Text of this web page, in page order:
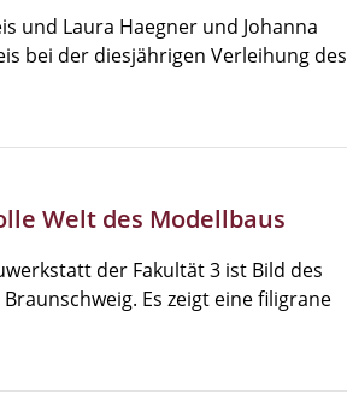
und Laura Haegner und Johanna
bei der diesjährigen Verleihung des
Welt des Modellbaus
der Fakultät 3 ist Bild des
Es zeigt eine filigrane